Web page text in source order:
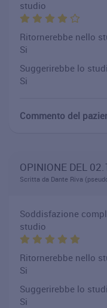
studio
Ritornerebbe nello
Si
Suggerirebbe lo
Si
Commento del
OPINIONE DEL
Scritta da Dante Riva
Soddisfazione
studio
Ritornerebbe nello
Si
Suggerirebbe lo
Si